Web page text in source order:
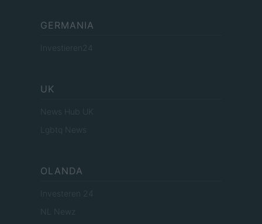
GERMANIA
Investieren24
UK
News Hub UK
Lgbtq News
OLANDA
Investeren 24
NL Newz